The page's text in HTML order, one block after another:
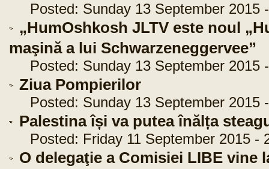
Posted: Sunday 13 September 2015
„HumOshkosh JLTV este noul
maşină a lui Schwarzeneggervee”
Posted: Sunday 13 September 2015
Ziua Pompierilor
Posted: Sunday 13 September 2015
Palestina își va putea înălța
Posted: Friday 11 September 2015 -
O delegaţie a Comisiei LIBE